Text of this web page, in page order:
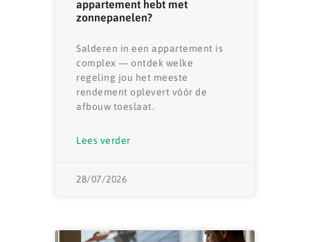
appartement hebt met
zonnepanelen?
Salderen in een appartement is
complex — ontdek welke
regeling jou het meeste
rendement oplevert vóór de
afbouw toeslaat.
Lees verder
28/07/2026